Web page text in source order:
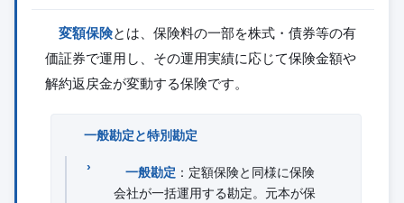
変額保険とは、保険料の一部を株式・債券等の有
価証券で運用し、その運用実績に応じて保険金額や
解約返戻金が変動する保険です。
一般勘定と特別勘定
一般勘定 ：定額保険と同様に保険
会社が一括運用する勘定。元本が保